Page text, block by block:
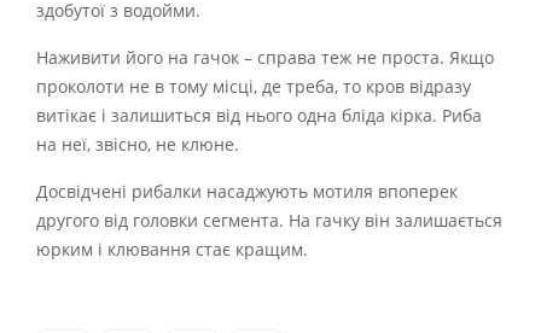
здобутої з водойми.
Наживити його на гачок – справа теж не проста. Якщо
проколоти не в тому місці, де треба, то кров відразу
витікає і залишиться від нього одна бліда кірка. Риба
на неї, звісно, не клюне.
Досвідчені рибалки насаджують мотиля впоперек
другого від головки сегмента. На гачку він залишається
юрким і клювання стає кращим.